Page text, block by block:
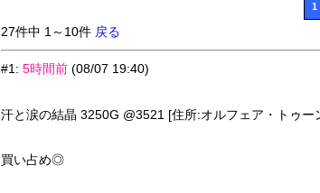
1
27件中 1～10件 戻る
#1: 5時間前 (08/07 19:40)
汗と涙の結晶 3250G @3521 [住所:オルフェア・トゥー
買い占め◎